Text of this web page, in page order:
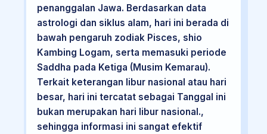
penanggalan Jawa. Berdasarkan data
astrologi dan siklus alam, hari ini berada di
bawah pengaruh zodiak Pisces, shio
Kambing Logam, serta memasuki periode
Saddha pada Ketiga (Musim Kemarau).
Terkait keterangan libur nasional atau hari
besar, hari ini tercatat sebagai Tanggal ini
bukan merupakan hari libur nasional.,
sehingga informasi ini sangat efektif